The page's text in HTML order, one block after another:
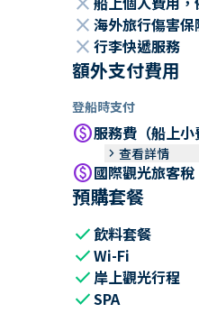
close 海外旅行傷害保
close 行李快遞服務
額外支付費用
登船時支付
paid服務費（船上小
keyboard_arrow_right 查看詳情
paid國際觀光旅客
預購套餐
check飲料套餐
checkWi-Fi
check 岸上觀光行程
checkSPA